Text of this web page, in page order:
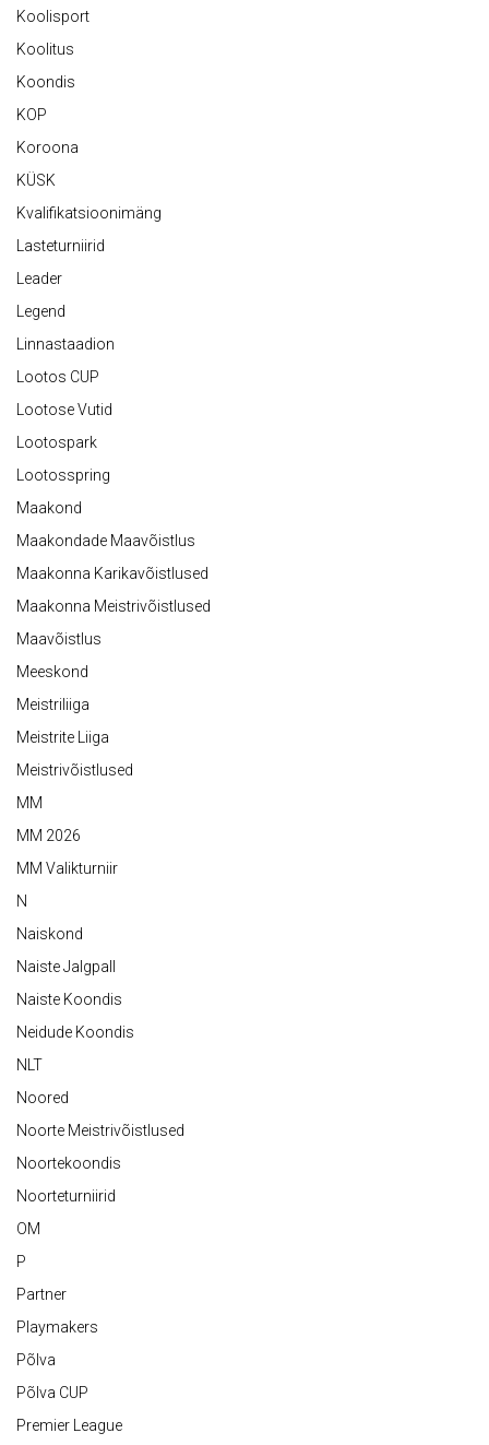
Koolisport
Koolitus
Koondis
KOP
Koroona
KÜSK
Kvalifikatsioonimäng
Lasteturniirid
Leader
Legend
Linnastaadion
Lootos CUP
Lootose Vutid
Lootospark
Lootosspring
Maakond
Maakondade Maavõistlus
Maakonna Karikavõistlused
Maakonna Meistrivõistlused
Maavõistlus
Meeskond
Meistriliiga
Meistrite Liiga
Meistrivõistlused
MM
MM 2026
MM Valikturniir
N
Naiskond
Naiste Jalgpall
Naiste Koondis
Neidude Koondis
NLT
Noored
Noorte Meistrivõistlused
Noortekoondis
Noorteturniirid
OM
P
Partner
Playmakers
Põlva
Põlva CUP
Premier League